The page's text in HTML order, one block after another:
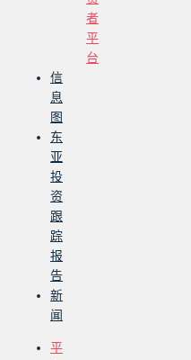
者
平
台
信
息
图
东
亚
投
资
跟
踪
报
告
新
闻
平